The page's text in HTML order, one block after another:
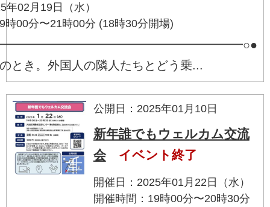
年02月19日（水）
時00分〜21時00分 (18時30分開場)
とき。外国人の隣人たちとどう乗...
公開日：2025年01月10日
新年誰でもウェルカム交流
会
イベント終了
開催日：2025年01月22日（水）
開催時間：19時00分〜20時30分